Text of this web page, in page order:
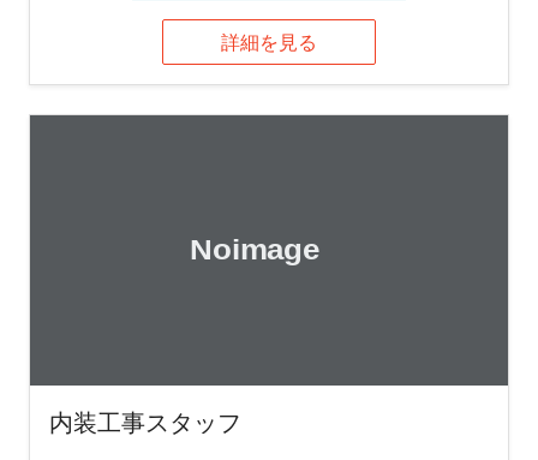
詳細を見る
内装工事スタッフ